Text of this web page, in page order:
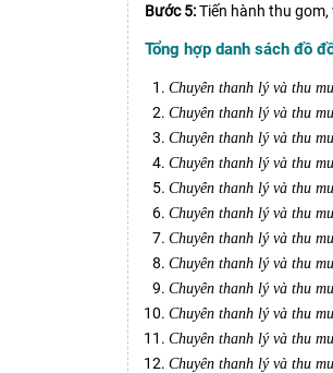
Bước 5:Tiến hành thu
Tổng hợp danh sách đồ
Chuyên thanh lý và thu
Chuyên thanh lý và thu
Chuyên thanh lý và thu
Chuyên thanh lý và thu
Chuyên thanh lý và thu
Chuyên thanh lý và thu
Chuyên thanh lý và thu
Chuyên thanh lý và thu
Chuyên thanh lý và thu
Chuyên thanh lý và thu
Chuyên thanh lý và thu
Chuyên thanh lý và thu